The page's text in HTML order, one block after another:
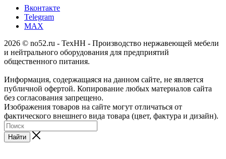
Вконтакте
Telegram
MAX
2026 © no52.ru - ТехНН - Производство нержавеющей мебели
и нейтрального оборудования для предприятий
общественного питания.
Информация, содержащаяся на данном сайте, не является
публичной офертой. Копирование любых материалов сайта
без согласования запрещено.
Изображения товаров на сайте могут отличаться от
фактического внешнего вида товара (цвет, фактура и дизайн).
Найти